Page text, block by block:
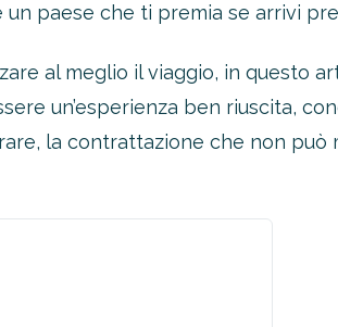
un paese che ti premia se arrivi
al meglio il viaggio, in questo
un’esperienza ben riuscita,
la contrattazione che non